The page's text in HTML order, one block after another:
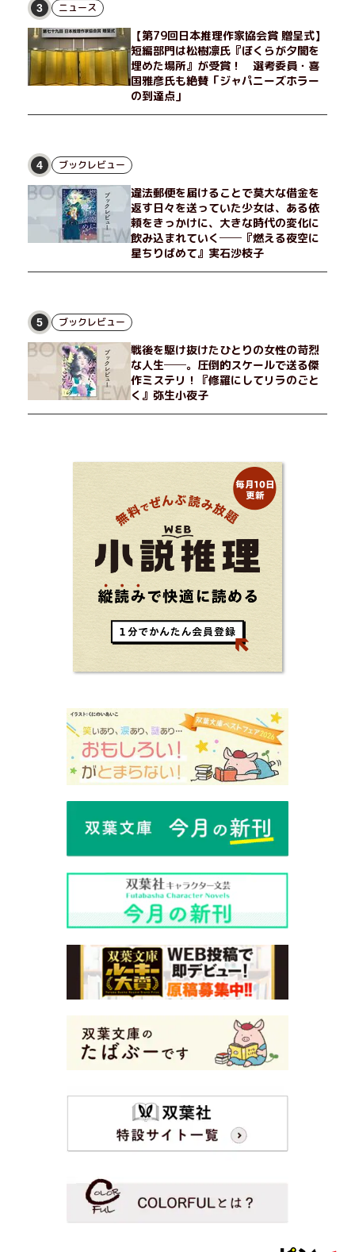
3 ニュース
【第79回日本推理作家協会賞 贈呈式】
短編部門は松樹凛氏『ぼくらが夕闇を
埋めた場所』が受賞！ 選考委員・喜
国雅彦氏も絶賛「ジャパニーズホラー
の到達点」
4 ブックレビュー
違法郵便を届けることで莫大な借金を
返す日々を送っていた少女は、ある依
頼をきっかけに、大きな時代の変化に
飲み込まれていく──『燃える夜空に
星ちりばめて』実石沙枝子
5 ブックレビュー
戦後を駆け抜けたひとりの女性の苛烈
な人生──。圧倒的スケールで送る傑
作ミステリ！『修羅にしてリラのごと
く』弥生小夜子